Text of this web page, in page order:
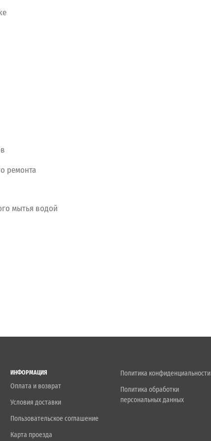
ремонта
мытья водой
ИНФОРМАЦИЯ
Оплата и возврат
Условия доставки
Пользовательское соглашение
Карта проезда
Политика конфиденциальности
Политика обработки
персональных данных